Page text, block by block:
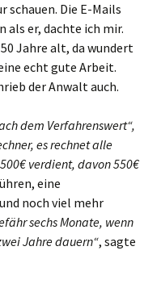
schauen. Die E-Mails
er, dachte ich mir.
Jahre alt, da wundert
echt gute Arbeit.
der Anwalt auch.
dem Verfahrenswert“,
es rechnet alle
verdient, davon 550€
eine
noch viel mehr
sechs Monate, wenn
Jahre dauern“, sagte